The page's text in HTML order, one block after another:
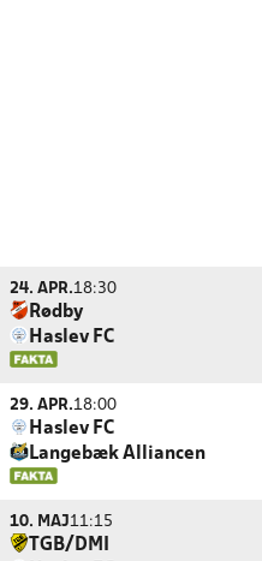
24. APR.18:30
Rødby
Haslev FC
29. APR.18:00
Haslev FC
Langebæk Alliancen
10. MAJ11:15
TGB/DMI